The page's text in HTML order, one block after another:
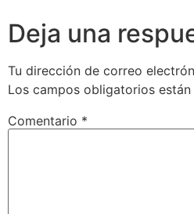
Deja una
Tu dirección de correo
Los campos obligatorios
Comentario *